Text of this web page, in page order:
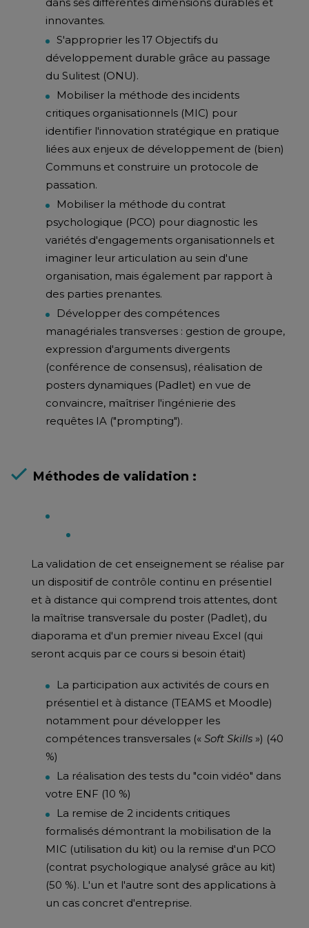
innovantes.
S'approprier les 17 Objectifs du
développement durable grâce au passage
du Sulitest (ONU).
Mobiliser la méthode des incidents
critiques organisationnels (MIC) pour
identifier l'innovation stratégique en pratique
liées aux enjeux de développement de (bien)
Communs et construire un protocole de
passation.
Mobiliser la méthode du contrat
psychologique (PCO) pour diagnostic les
variétés d'engagements organisationnels et
imaginer leur articulation au sein d'une
organisation, mais également par rapport à
des parties prenantes.
Développer des compétences
managériales transverses : gestion de groupe,
expression d'arguments divergents
(conférence de consensus), réalisation de
posters dynamiques (Padlet) en vue de
convaincre, maîtriser l'ingénierie des
requêtes IA ("prompting").
Méthodes de validation :
La validation de cet enseignement se réalise par
un dispositif de contrôle continu en présentiel
et à distance qui comprend trois attentes, dont
la maîtrise transversale du poster (Padlet), du
diaporama et d'un premier niveau Excel (qui
seront acquis par ce cours si besoin était)
La participation aux activités de cours en
présentiel et à distance (TEAMS et Moodle)
notamment pour développer les
compétences transversales (« Soft Skills ») (40
%)
La réalisation des tests du "coin vidéo" dans
votre ENF (10 %)
La remise de 2 incidents critiques
formalisés démontrant la mobilisation de la
MIC (utilisation du kit) ou la remise d'un PCO
(contrat psychologique analysé grâce au kit)
(50 %). L'un et l'autre sont des applications à
un cas concret d'entreprise.